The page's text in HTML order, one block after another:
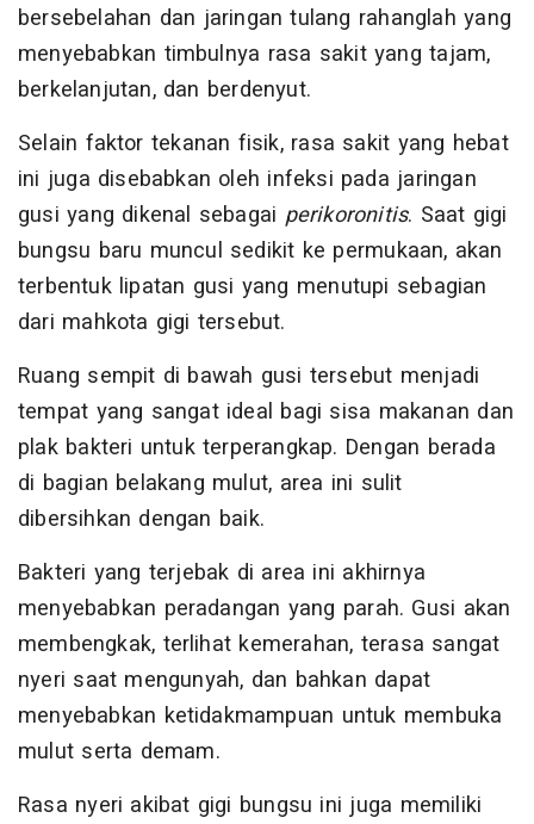
bersebelahan dan jaringan tulang rahanglah yang
menyebabkan timbulnya rasa sakit yang tajam,
berkelanjutan, dan berdenyut.
Selain faktor tekanan fisik, rasa sakit yang hebat
ini juga disebabkan oleh infeksi pada jaringan
gusi yang dikenal sebagai perikoronitis. Saat gigi
bungsu baru muncul sedikit ke permukaan, akan
terbentuk lipatan gusi yang menutupi sebagian
dari mahkota gigi tersebut.
Ruang sempit di bawah gusi tersebut menjadi
tempat yang sangat ideal bagi sisa makanan dan
plak bakteri untuk terperangkap. Dengan berada
di bagian belakang mulut, area ini sulit
dibersihkan dengan baik.
Bakteri yang terjebak di area ini akhirnya
menyebabkan peradangan yang parah. Gusi akan
membengkak, terlihat kemerahan, terasa sangat
nyeri saat mengunyah, dan bahkan dapat
menyebabkan ketidakmampuan untuk membuka
mulut serta demam.
Rasa nyeri akibat gigi bungsu ini juga memiliki